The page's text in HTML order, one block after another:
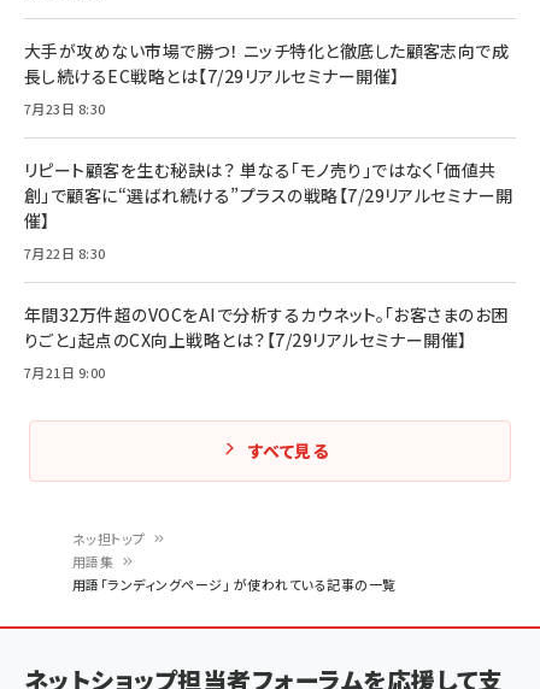
ン
く
ネッ担トップ
用語集
用語「ランディングページ」 が使われている記事の一覧
大手が攻めない市場で勝つ！ ニッチ特化と徹底した顧客志向で成
長し続けるEC戦略とは【7/29リアルセミナー開催】
7月23日 8:30
リピート顧客を生む秘訣は？ 単なる「モノ売り」ではなく「価値共
創」で顧客に“選ばれ続ける”プラスの戦略【7/29リアルセミナー開
催】
7月22日 8:30
年間32万件超のVOCをAIで分析するカウネット。「お客さまのお困
りごと」起点のCX向上戦略とは？【7/29リアルセミナー開催】
7月21日 9:00
すべて見る
ネットショップ担当者フォーラムを応援して支